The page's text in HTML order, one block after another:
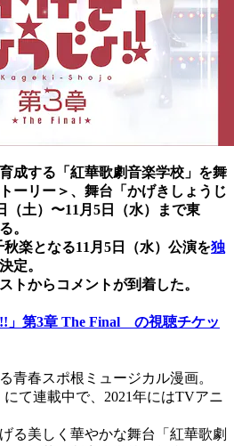
成する「紅華歌劇音楽学校」を舞
ーリー＞、舞台「かげきしょうじ
（土）〜11月5日（水）まで東
。
楽となる11月5日（水）公演を独
定。
トからコメントが到着した。
」第3章 The Final の視聴チケッ
青春スポ根ミュージカル漫画。
にて連載中で、2021年にはTVアニ
る美しく華やかな舞台「紅華歌劇